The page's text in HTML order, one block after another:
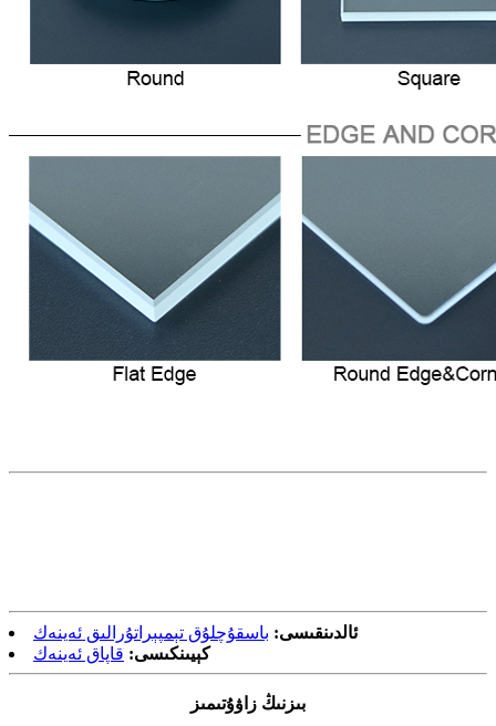
ئالدىنقىسى: باسقۇچلۇق تېمپېراتۇرالىق ئەينەك
كېيىنكىسى: قاپاق ئەينەك
بىزنىڭ زاۋۇتىمىز